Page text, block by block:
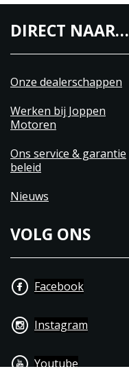
DIRECT NAAR…
Onze dealerschappen
Werken bij Joppen
Motoren
Ons service & garantie
beleid
Nieuws
VOLG ONS
Facebook
Instagram
Youtube